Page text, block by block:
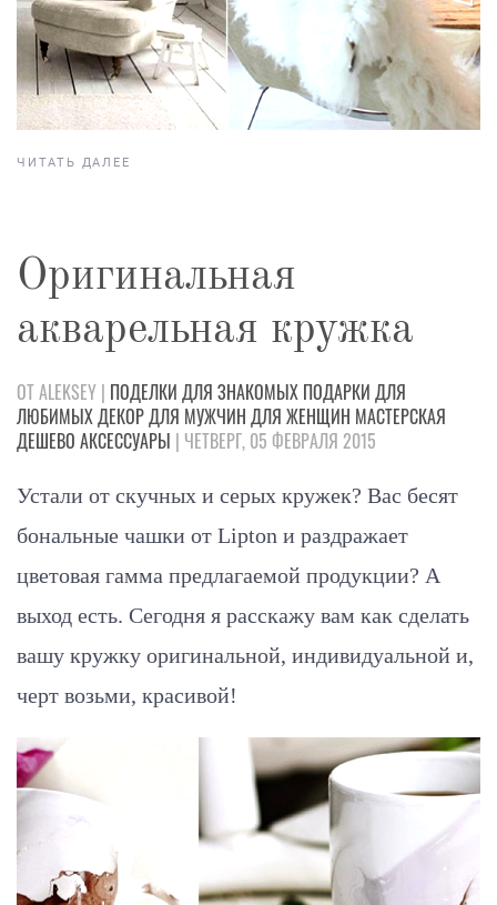
ЧИТАТЬ ДАЛЕЕ
Оригинальная
акварельная кружка
ОТ ALEKSEY | ПОДЕЛКИ ДЛЯ ЗНАКОМЫХ ПОДАРКИ ДЛЯ
ЛЮБИМЫХДЕКОРДЛЯ МУЖЧИН ДЛЯ ЖЕНЩИН МАСТЕРСКАЯ
ДЕШЕВО АКСЕССУАРЫ | ЧЕТВЕРГ, 05 ФЕВРАЛЯ 2015
Устали от скучных и серых кружек? Вас бесят
бональные чашки от Lipton и раздражает
цветовая гамма предлагаемой продукции? А
выход есть. Сегодня я расскажу вам как сделать
вашу кружку оригинальной, индивидуальной и,
черт возьми, красивой!